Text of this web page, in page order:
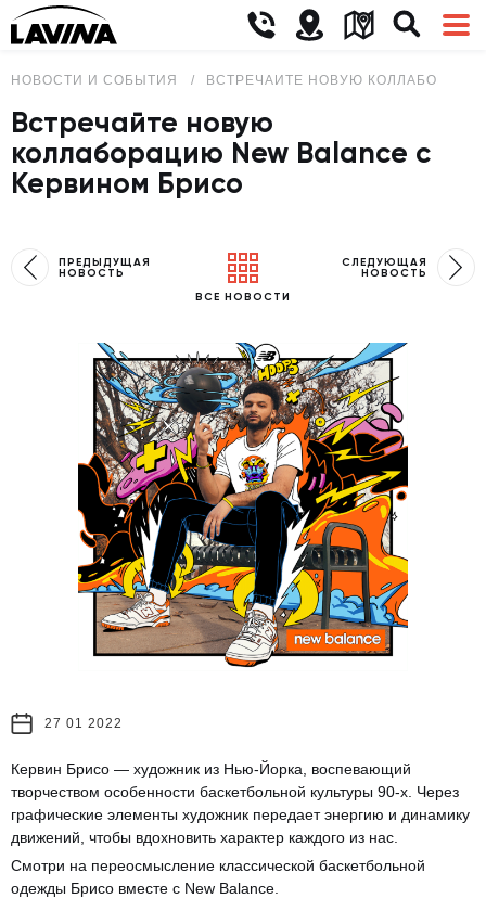
НОВОСТИ И СОБЫТИЯ ВСТРЕЧАЙТЕ НОВУЮ
Встречайте новую
коллаборацию New Balance с
Кервином Брисо
ПРЕДЫДУЩАЯ
НОВОСТЬ
ВСЕ НОВОСТИ
СЛЕДУЮЩАЯ
НОВОСТЬ
27 01 2022
Кервин Брисо — художник из Нью-Йорка, воспевающий
творчеством особенности баскетбольной культуры 90-х. Через
графические элементы художник передает энергию и динамику
движений, чтобы вдохновить характер каждого из нас.
Смотри на переосмысление классической баскетбольной
одежды Брисо вместе с New Balance.